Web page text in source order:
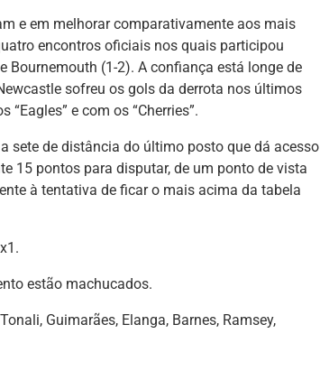
e em melhorar comparativamente aos mais
encontros oficiais nos quais participou
Bournemouth (1-2). A confiança está longe de
sofreu os gols da derrota nos últimos
e com os “Cherries”.
sete de distância do último posto que dá acesso
15 pontos para disputar, de um ponto de vista
à tentativa de ficar o mais acima da tabela
estão machucados.
Guimarães, Elanga, Barnes, Ramsey,